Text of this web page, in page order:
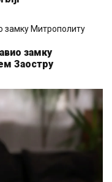
замку
Заостру